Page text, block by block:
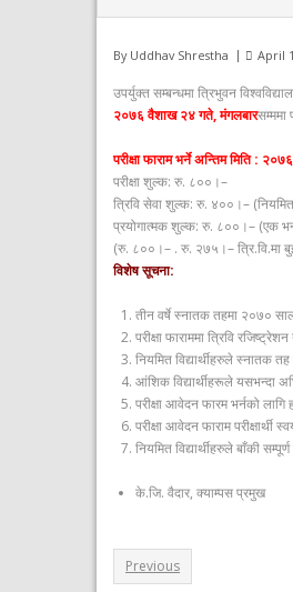
By Uddhav Shrestha April
उपर्युक्त सम्बन्धमा त्रिभुवन
२०७६ वैशाख २४ गते, मंगलबारसम्ममा
परीक्षा फाराम भर्ने अन्तिम मिति :
परीक्षा शुल्क: रु. ८००।–
त्रिवि सेवा शुल्क: रु. ४००।– (नियमित
प्रयोगात्मक शुल्क: रु. ८००।– (एक
(रु. ८००।– . रु. २७५।– त्रि.वि.मा
विशेष सूचना:
तीन वर्षे स्नातक तहमा २०७०
परीक्षा फाराममा त्रिवि
नियमित विद्यार्थीहरुले स्नातक तह
आंशिक विद्यार्थीहरूले यसभन्दा अघि
परीक्षा आवेदन फारम भर्नको
परीक्षा आवेदन फाराम
नियमित विद्यार्थीहरुले बाँकी
के.जि. वैदार, क्याम्पस प्रमुख
Previous